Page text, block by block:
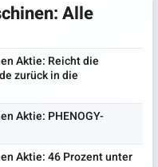
Alle
Aktie: Reicht die
zurück in die
Aktie: PHENOGY-
Aktie: 46 Prozent unter